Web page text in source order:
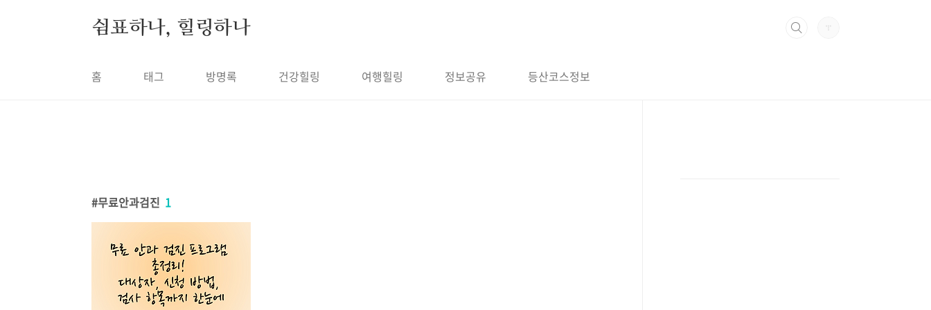
쉼표하나, 힐링하나
홈 태그 방명록 건강힐링 여행힐링 정보공유 등산코스정보
무료안과검진 1